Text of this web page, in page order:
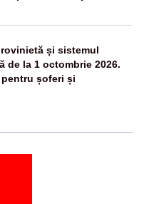
și sistemul
de la 1 octombrie 2026.
șoferi și